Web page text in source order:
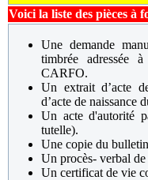
Voici la liste des pièces à
Une demande
timbrée adressée
CARFO.
Un extrait d’acte
d’acte de naissance
Un acte d'autorité
tutelle).
Une copie du
Un procès- verbal
Un certificat de vie